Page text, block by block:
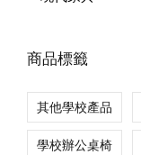
商品標籤
其他學校產品
學校辦公桌椅